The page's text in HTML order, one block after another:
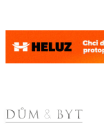
Skip to content